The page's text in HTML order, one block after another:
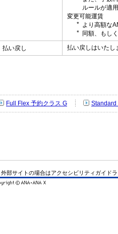
ルールが適
変更可能運賃
より高額な
同額、もし
払い戻し 払い戻しはいたし
Full Flex 予約クラス G Standard
外部サイトの場合はアクセシビリティガイド